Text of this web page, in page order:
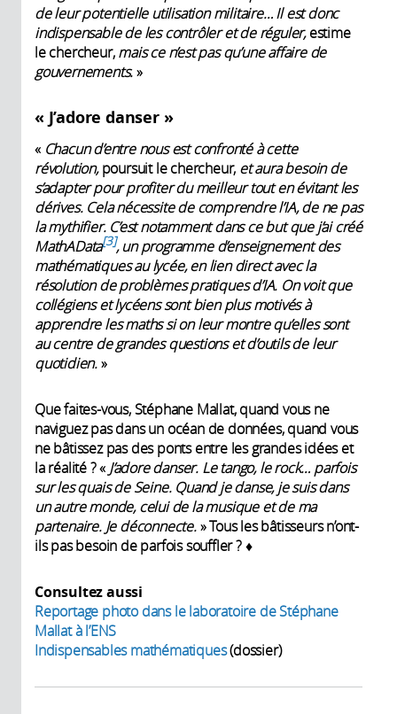
de leur potentielle utilisation militaire… Il est donc
indispensable de les contrôler et de réguler,estime
le chercheur,mais ce n’est pas qu’une affaire de
gouvernements.»
« J’adore danser »
« Chacun d’entre nous est confronté à cette
révolution,poursuit le chercheur, et aura besoin de
s’adapter pour profiter du meilleur tout en évitant les
dérives. Cela nécessite de comprendre l’IA, de ne pas
lamythifier. C’est notamment dans ce but que j’ai créé
MathAData 3 , un programme d’enseignement des
mathématiques au lycée, en lien direct avec la
résolution de problèmes pratiques d’IA. On voit que
collégiens et lycéens sont bien plus motivés à
apprendre les maths si on leur montre qu’elles sont
au centre de grandes questions et d’outils de leur
quotidien.»
Que faites-vous, Stéphane Mallat, quand vous ne
naviguez pas dans un océan de données, quand vous
ne bâtissez pas des ponts entre les grandes idées et
la réalité ? « J’adore danser. Le tango, le rock… parfois
sur les quais de Seine. Quand je danse, je suis dans
un autre monde, celui de la musique et de ma
partenaire. Je déconnecte.» Tous les bâtisseurs n’ont-
ils pas besoin de parfois souffler ? ♦
Consultez aussi
Reportage photo dans le laboratoire de Stéphane
Mallat à l’ENS
Indispensables mathématiques(dossier)